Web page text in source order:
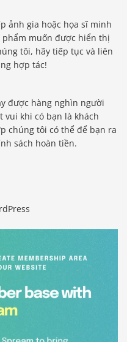
ảnh gia hoặc họa sĩ minh
phẩm muốn được hiển thị
tôi, hãy tiếp tục và liên
hợp tác!
được hàng nghìn người
vui khi có bạn là khách
chúng tôi có thể để bạn ra
sách hoàn tiền.